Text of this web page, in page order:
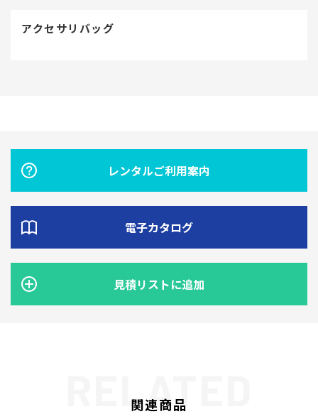
アクセサリバッグ
レンタルご利用案内
電子カタログ
見積リストに追加
関連商品